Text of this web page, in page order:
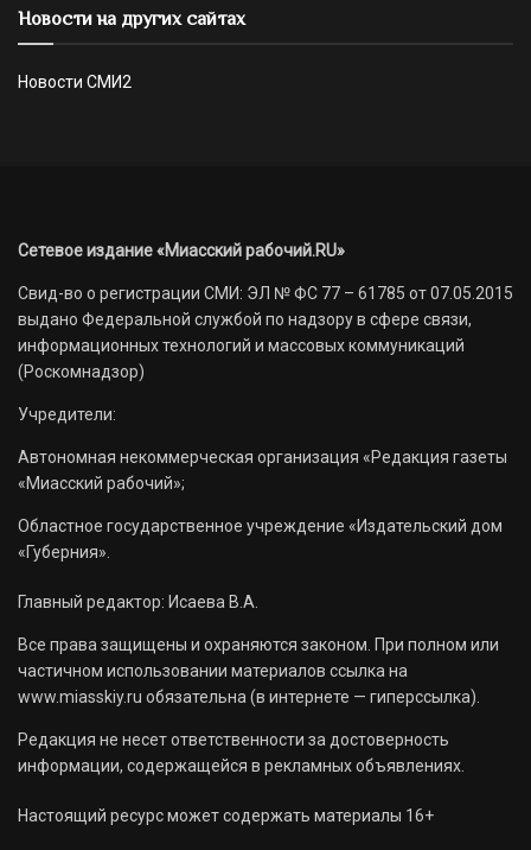
Новости на других сайтах
Новости СМИ2
Сетевое издание «Миасский рабочий.RU»
Свид-во о регистрации СМИ: ЭЛ № ФС 77 – 61785 от 07.05.2015
выдано Федеральной службой по надзору в сфере связи,
информационных технологий и массовых коммуникаций
(Роскомнадзор)
Учредители:
Автономная некоммерческая организация «Редакция газеты
«Миасский рабочий»;
Областное государственное учреждение «Издательский дом
«Губерния».
Главный редактор: Исаева В.А.
Все права защищены и охраняются законом. При полном или
частичном использовании материалов ссылка на
www.miasskiy.ru обязательна (в интернете — гиперссылка).
Редакция не несет ответственности за достоверность
информации, содержащейся в рекламных объявлениях.
Настоящий ресурс может содержать материалы 16+